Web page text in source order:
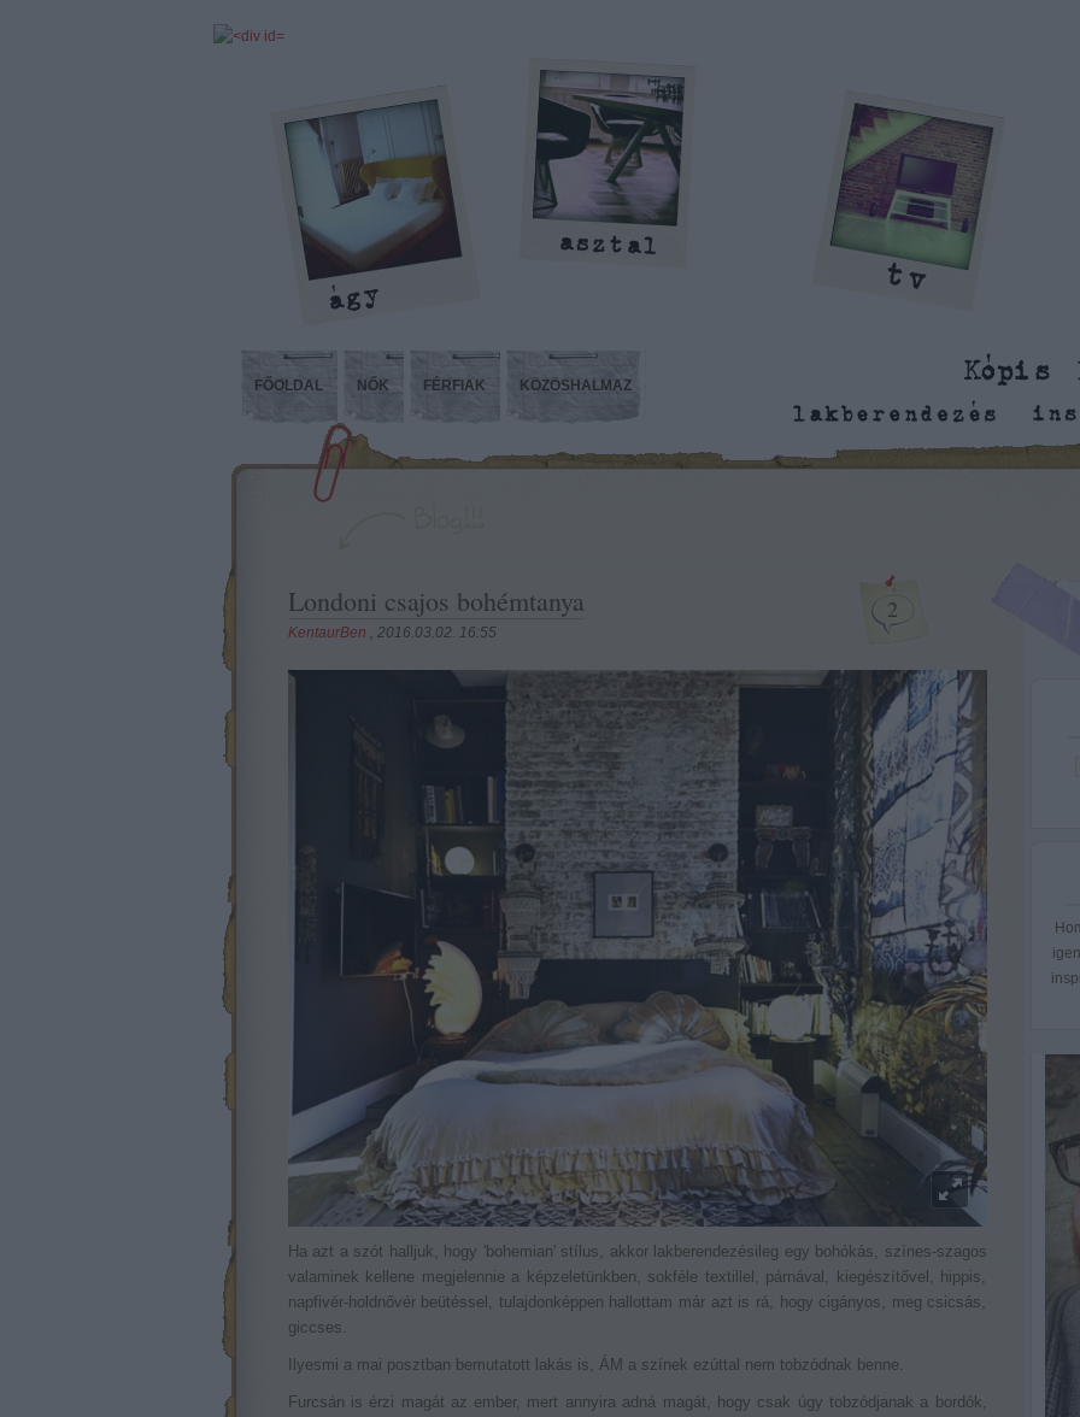
FŐOLDAL NŐK FÉRFIAK KÖZÖSHALMAZ
2
Londoni csajos bohémtanya
KentaurBen , 2016.03.02. 16:55
Ha azt a szót halljuk, hogy 'bohemian' stílus, akkor lakberendezésileg egy bohókás, színes-szagos
valaminek kellene megjelennie a képzeletünkben, sokféle textillel, párnával, kiegészítővel, hippis,
napfivér-holdnővér beütéssel, tulajdonképpen hallottam már azt is rá, hogy cigányos, meg csicsás,
giccses.
Ilyesmi a mai posztban bemutatott lakás is, ÁM a színek ezúttal nem tobzódnak benne.
Furcsán is érzi magát az ember, mert annyira adná magát, hogy csak úgy tobzódjanak a bordók,